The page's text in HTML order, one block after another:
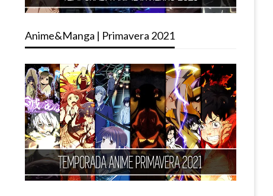
Anime&Manga | Primavera 2021